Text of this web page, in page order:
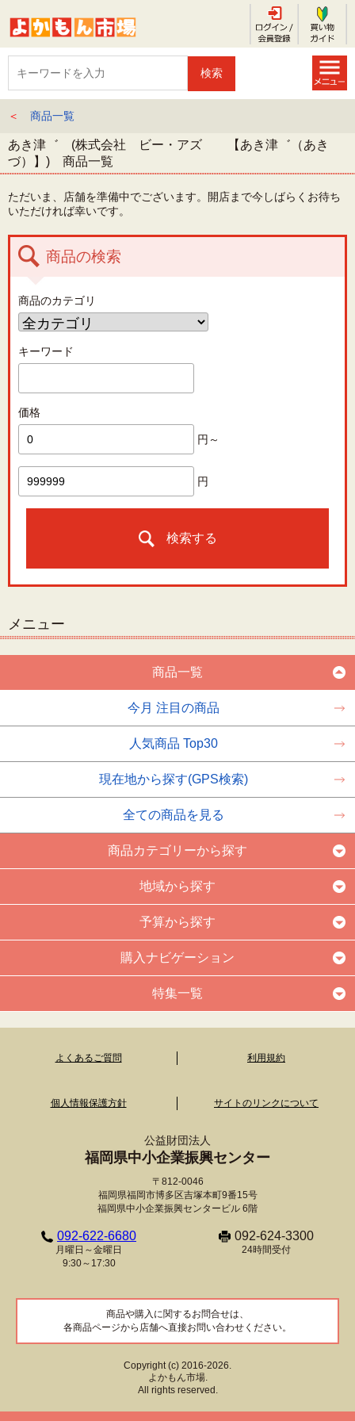
＜ 商品一覧
あき津゛ (株式会社 ビー・アズ 【あき津゛（あき
づ）】) 商品一覧
ただいま、店舗を準備中でございます。開店まで今しばらくお待ち
いただければ幸いです。
商品の検索
商品のカテゴリ
キーワード
価格
円～
円
検索する
メニュー
商品一覧
今月 注目の商品
人気商品 Top30
現在地から探す(GPS検索)
全ての商品を見る
商品カテゴリーから探す
地域から探す
予算から探す
購入ナビゲーション
特集一覧
よくあるご質問 利用規約
個人情報保護方針 サイトのリンクについて
公益財団法人
福岡県中小企業振興センター
〒812-0046
福岡県福岡市博多区吉塚本町9番15号
福岡県中小企業振興センタービル 6階
092-622-6680
月曜日～金曜日
9:30～17:30
092-624-3300
24時間受付
商品や購入に関するお問合せは、
各商品ページから店舗へ直接お問い合わせください。
Copyright (c) 2016-2026.
よかもん市場.
All rights reserved.